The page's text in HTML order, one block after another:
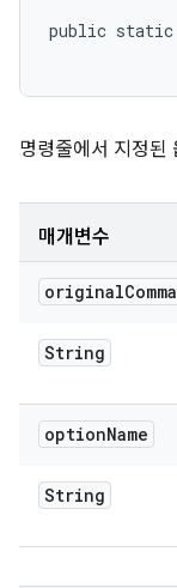
public static
명령줄에서 지정된
매개변수
original
String
optionName
String